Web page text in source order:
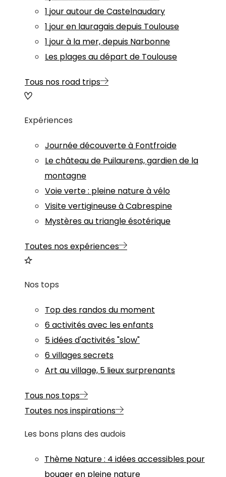
1 jour autour de Castelnaudary
1 jour en lauragais depuis Toulouse
1 jour à la mer, depuis Narbonne
Les plages au départ de Toulouse
Tous nos road trips
Expériences
Journée découverte à Fontfroide
Le château de Puilaurens, gardien de la
montagne
Voie verte : pleine nature à vélo
Visite vertigineuse à Cabrespine
Mystères au triangle ésotérique
Toutes nos expériences
Nos tops
Top des randos du moment
6 activités avec les enfants
5 idées d'activités "slow"
6 villages secrets
Art au village, 5 lieux surprenants
Tous nos tops
Toutes nos inspirations
Les bons plans des audois
Thème Nature: 4 idées accessibles pour
bouger en pleine nature